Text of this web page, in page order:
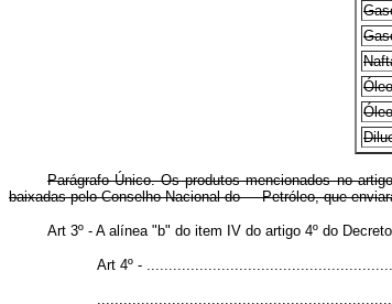
Parágrafo Único. Os produtos mencionados no
baixadas pelo Conselho Nacional do Petróleo, que
Art 3º - A alínea "b" do item IV do artigo 4º do
Art 4º -